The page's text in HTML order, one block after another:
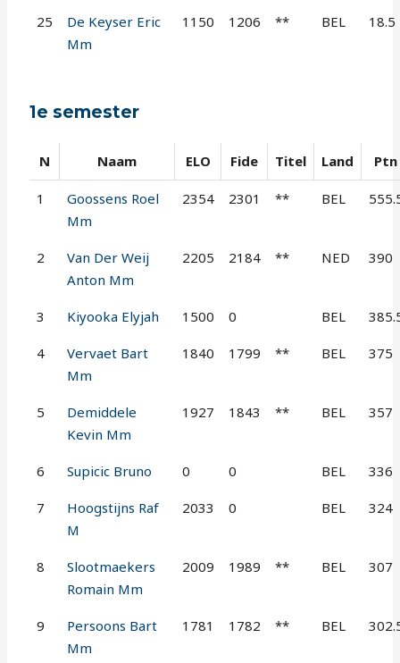
25
De Keyser Eric
Mm
1150 1206 ** BEL 18.5
1e semester
N Naam ELO Fide Titel Land Ptn
1
Goossens Roel
Mm
2354 2301 ** BEL
2
Van Der Weij
Anton Mm
2205 2184 ** NED 390
3 Kiyooka Elyjah 1500 0 BEL
4
Vervaet Bart
Mm
1840 1799 ** BEL 375
5
Demiddele
Kevin Mm
1927 1843 ** BEL 357
6 Supicic Bruno 0 0 BEL 336
7
Hoogstijns Raf
M
2033 0 BEL 324
8
Slootmaekers
Romain Mm
2009 1989 ** BEL 307
9
Persoons Bart
Mm
1781 1782 ** BEL